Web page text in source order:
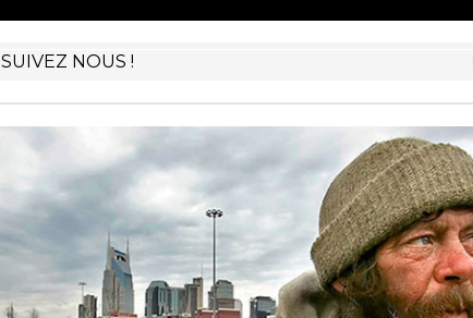
SUIVEZ NOUS !